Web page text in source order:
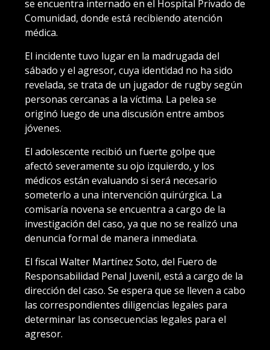
se encuentra internado en el Hospital Privado de
Comunidad, donde está recibiendo atención
médica.
El incidente tuvo lugar en la madrugada del
sábado y el agresor, cuya identidad no ha sido
revelada, se trata de un jugador de rugby según
personas cercanas a la víctima. La pelea se
originó luego de una discusión entre ambos
jóvenes.
El adolescente recibió un fuerte golpe que
afectó severamente su ojo izquierdo, y los
médicos están evaluando si será necesario
someterlo a una intervención quirúrgica. La
comisaría novena se encuentra a cargo de la
investigación del caso, ya que no se realizó una
denuncia formal de manera inmediata.
El fiscal Walter Martínez Soto, del Fuero de
Responsabilidad Penal Juvenil, está a cargo de la
dirección del caso. Se espera que se lleven a cabo
las correspondientes diligencias legales para
determinar las consecuencias legales para el
agresor.